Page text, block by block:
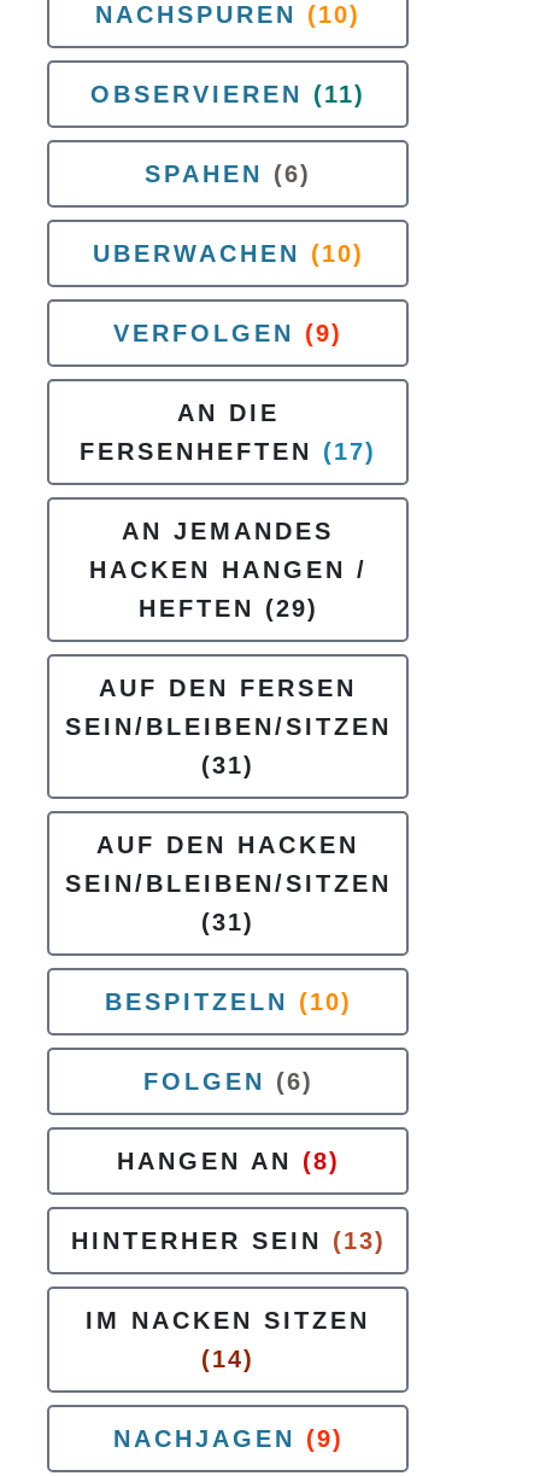
NACHSPUREN (10)
OBSERVIEREN (11)
SPAHEN (6)
UBERWACHEN (10)
VERFOLGEN (9)
AN DIE
FERSENHEFTEN
(17)
AN JEMANDES
HACKEN HANGEN /
HEFTEN
(29)
AUF DEN FERSEN
SEIN/BLEIBEN/SITZEN
(31)
AUF DEN HACKEN
SEIN/BLEIBEN/SITZEN
(31)
BESPITZELN (10)
FOLGEN (6)
HANGEN AN (8)
HINTERHER SEIN (13)
IM NACKEN SITZEN
(14)
NACHJAGEN (9)